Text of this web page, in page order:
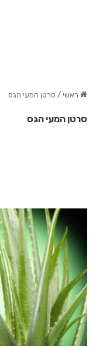
ראשי / סרטן המעי הגס
סרטן המעי הגס